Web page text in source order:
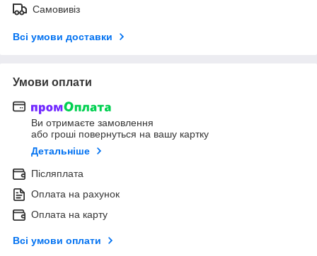
Самовивіз
Всі умови доставки
Умови оплати
Ви отримаєте замовлення
або гроші повернуться на вашу картку
Детальніше
Післяплата
Оплата на рахунок
Оплата на карту
Всі умови оплати